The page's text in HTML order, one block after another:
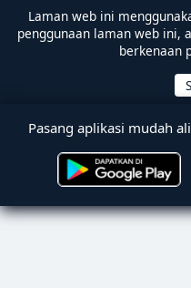
Laman web ini
penggunaan laman web ini,
berkenaan
Pasang aplikasi mudah